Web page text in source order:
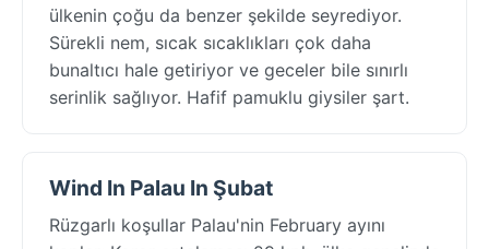
ülkenin çoğu da benzer şekilde seyrediyor.
Sürekli nem, sıcak sıcaklıkları çok daha
bunaltıcı hale getiriyor ve geceler bile sınırlı
serinlik sağlıyor. Hafif pamuklu giysiler şart.
Wind In Palau In Şubat
Rüzgarlı koşullar Palau'nin February ayını